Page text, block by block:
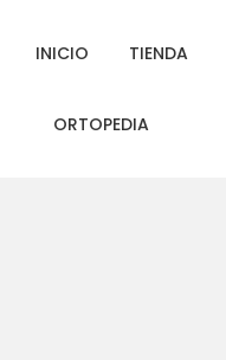
INICIO TIENDA
ORTOPEDIA